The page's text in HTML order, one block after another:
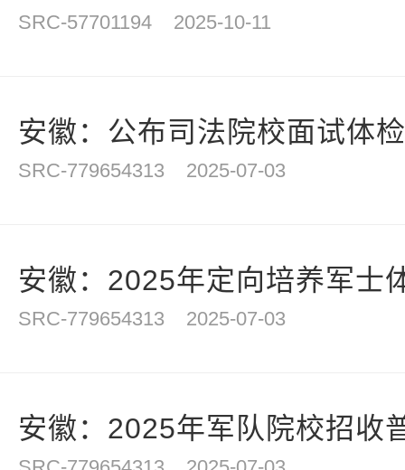
SRC-57701194 2025-10-11
安徽：公布司法院校面试体
SRC-779654313 2025-07-03
安徽：2025年定向培养军士
SRC-779654313 2025-07-03
安徽：2025年军队院校招收